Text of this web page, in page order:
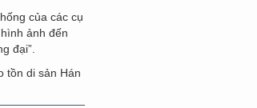
của các cụ
ảnh đến
đại”.
tồn di sản Hán